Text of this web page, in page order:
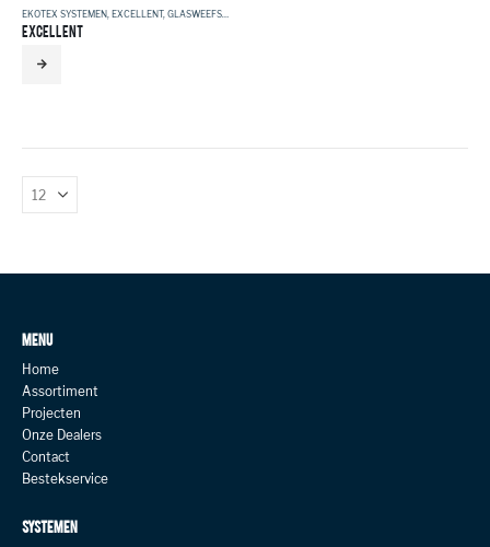
EKOTEX SYSTEMEN EXCELLENT, GLASWEEFSEL
EXCELLENT
MENU
Home
Assortiment
Projecten
Onze Dealers
Contact
Bestekservice
SYSTEMEN